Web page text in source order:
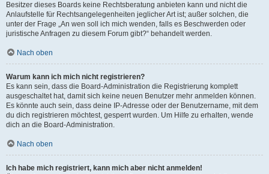
Besitzer dieses Boards keine Rechtsberatung anbieten kann und nicht die
Anlaufstelle für Rechtsangelegenheiten jeglicher Art ist; außer solchen, die
unter der Frage „An wen soll ich mich wenden, falls es Beschwerden oder
juristische Anfragen zu diesem Forum gibt?“ behandelt werden.
Nach oben
Warum kann ich mich nicht registrieren?
Es kann sein, dass die Board-Administration die Registrierung komplett
ausgeschaltet hat, damit sich keine neuen Benutzer mehr anmelden können.
Es könnte auch sein, dass deine IP-Adresse oder der Benutzername, mit dem
du dich registrieren möchtest, gesperrt wurden. Um Hilfe zu erhalten, wende
dich an die Board-Administration.
Nach oben
Ich habe mich registriert, kann mich aber nicht anmelden!